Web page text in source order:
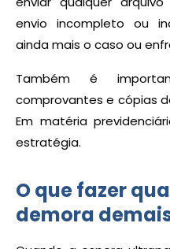
envio incompleto ou
ainda mais o caso ou
Também é
comprovantes e cópias
Em matéria
estratégia.
O que fazer
demora